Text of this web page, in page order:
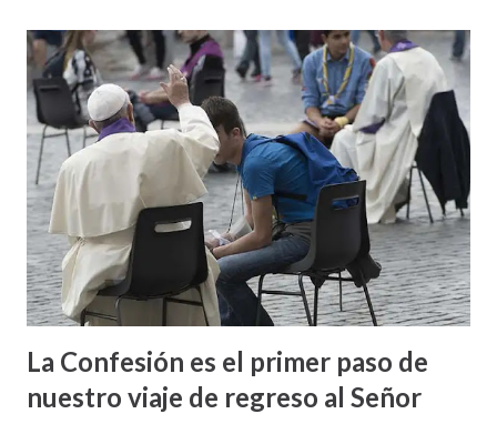
La Confesión es el primer paso de
nuestro viaje de regreso al Señor